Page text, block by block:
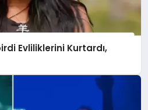
Evliliklerini Kurtardı,